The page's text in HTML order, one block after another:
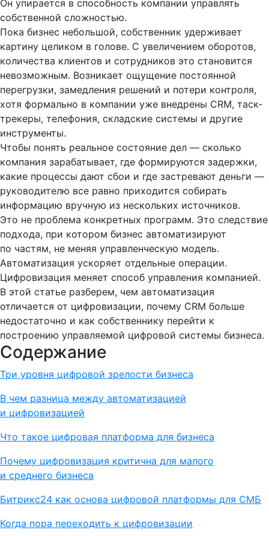
Он упирается в способность компании управлять
собственной сложностью.
Пока бизнес небольшой, собственник удерживает
картину целиком в голове. С увеличением оборотов,
количества клиентов и сотрудников это становится
невозможным. Возникает ощущение постоянной
перегрузки, замедления решений и потери контроля,
хотя формально в компании уже внедрены CRM, таск-
трекеры, телефония, складские системы и другие
инструменты.
Чтобы понять реальное состояние дел — сколько
компания зарабатывает, где формируются задержки,
какие процессы дают сбои и где застревают деньги —
руководителю все равно приходится собирать
информацию вручную из нескольких источников.
Это не проблема конкретных программ. Это следствие
подхода, при котором бизнес автоматизируют
по частям, не меняя управленческую модель.
Автоматизация ускоряет отдельные операции.
Цифровизация меняет способ управления компанией.
В этой статье разберем, чем автоматизация
отличается от цифровизации, почему CRM больше
недостаточно и как собственнику перейти к
построению управляемой цифровой системы бизнеса.
Содержание
Три уровня цифровой зрелости бизнеса
В чем разница между автоматизацией
и цифровизацией
Что такое цифровая платформа для бизнеса
Почему цифровизация критична для малого
и среднего бизнеса
Битрикс24 как основа цифровой платформы для СМБ
Когда пора переходить к цифровизации